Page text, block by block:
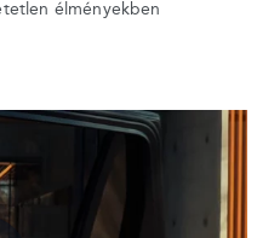
élményekben